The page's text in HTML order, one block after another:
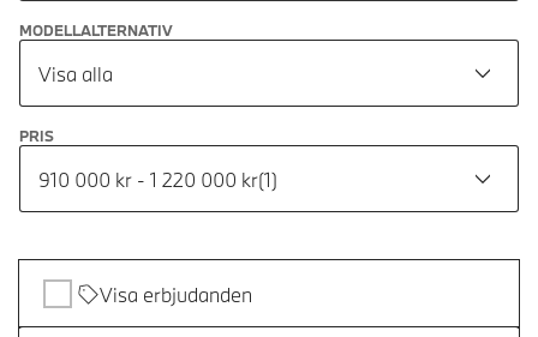
MODELLALTERNATIV
Visa alla
PRIS
910 000 kr - 1 220 000 kr(1)
Visa erbjudanden